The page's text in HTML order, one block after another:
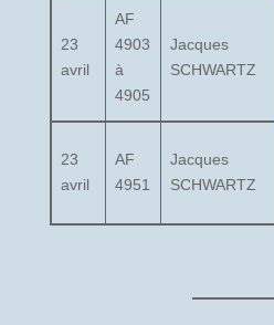
23
avril
AF
4903
à
4905
Jacques
SCHWARTZ
23
avril
AF
4951
Jacques
SCHWARTZ